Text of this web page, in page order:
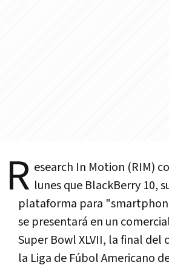
R esearch In Motion (RIM)
lunes que BlackBerry 10,
plataforma para
se presentará en un
Super Bowl XLVII, la final del
la Liga de Fúbol Americano